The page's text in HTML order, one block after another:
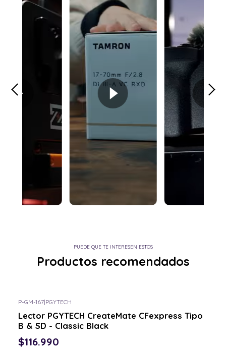
PUEDE QUE TE INTERESEN ESTOS
Productos recomendados
P-GM-167|PGYTECH
Lector PGYTECH CreateMate CFexpress Tipo
B & SD - Classic Black
$116.990